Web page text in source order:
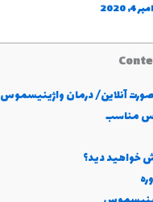
4, 2020
آنلاین/ درمان واژینیسموس 2020
مناسب